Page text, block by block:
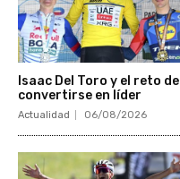
Isaac Del Toro y el reto de
convertirse en líder
Actualidad 06/08/2026